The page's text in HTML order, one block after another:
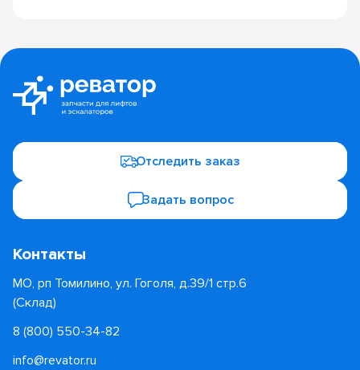
Отследить заказ
Задать вопрос
Контакты
МО, рп Томилино, ул. Гоголя, д.39/1 стр.6
(Склад)
8 (800) 550-34-82
info@revator.ru